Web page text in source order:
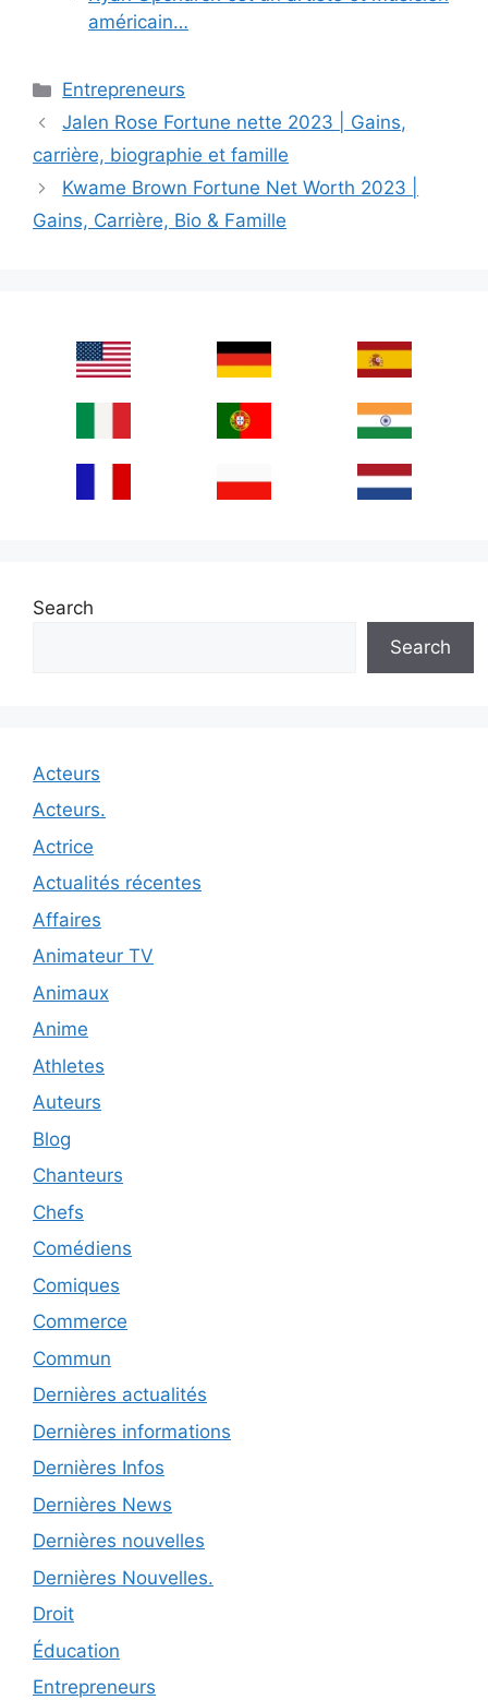
américain…
Categories
Entrepreneurs
Jalen Rose Fortune nette 2023 | Gains,
carrière, biographie et famille
Kwame Brown Fortune Net Worth 2023 |
Gains, Carrière, Bio & Famille
Search
Search
Acteurs
Acteurs.
Actrice
Actualités récentes
Affaires
Animateur TV
Animaux
Anime
Athletes
Auteurs
Blog
Chanteurs
Chefs
Comédiens
Comiques
Commerce
Commun
Dernières actualités
Dernières informations
Dernières Infos
Dernières News
Dernières nouvelles
Dernières Nouvelles.
Droit
Éducation
Entrepreneurs